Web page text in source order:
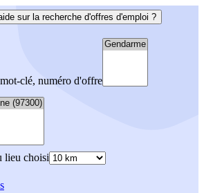
sur la recherche d'offres d'emploi ?
clé, numéro d'offre
lieu choisi